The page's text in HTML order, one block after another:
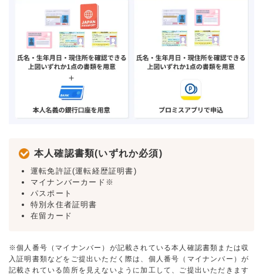
本人確認書類(いずれか必須)
運転免許証(運転経歴証明書)
マイナンバーカード※
パスポート
特別永住者証明書
在留カード
※個人番号（マイナンバー）が記載されている本人確認書類または収
入証明書類などをご提出いただく際は、個人番号（マイナンバー）が
記載されている箇所を見えないように加工して、ご提出いただきます